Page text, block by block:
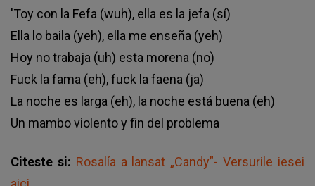
'Toy con la Fefa (wuh), ella es la jefa (sí)
Ella lo baila (yeh), ella me enseña (yeh)
Hoy no trabaja (uh) esta morena (no)
Fuck la fama (eh), fuck la faena (ja)
La noche es larga (eh), la noche está buena (eh)
Un mambo violento y fin del problema
Citeste si: Rosalía a lansat „Candy”- Versurile iesei